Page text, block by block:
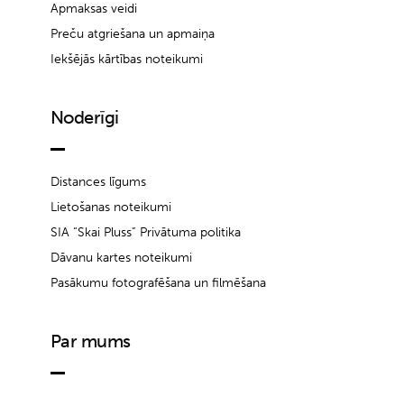
Apmaksas veidi
Preču atgriešana un apmaiņa
Iekšējās kārtības noteikumi
Noderīgi
Distances līgums
Lietošanas noteikumi
SIA “Skai Pluss” Privātuma politika
Dāvanu kartes noteikumi
Pasākumu fotografēšana un filmēšana
Par mums